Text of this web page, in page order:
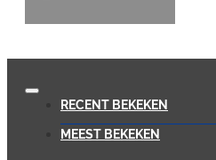
RECENT BEKEKEN
MEEST BEKEKEN